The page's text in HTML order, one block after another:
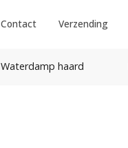
Contact Verzending
Waterdamp haard